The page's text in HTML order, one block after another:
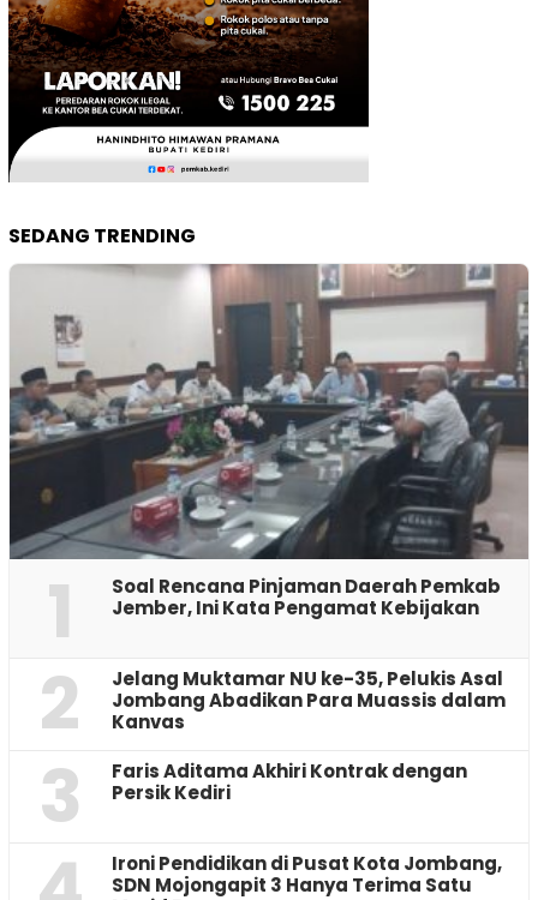
SEDANG TRENDING
1
‎Soal Rencana Pinjaman Daerah Pemkab
Jember, Ini Kata Pengamat Kebijakan ‎
2
Jelang Muktamar NU ke-35, Pelukis Asal
Jombang Abadikan Para Muassis dalam
Kanvas
3
Faris Aditama Akhiri Kontrak dengan
Persik Kediri
Ironi Pendidikan di Pusat Kota Jombang,
SDN Mojongapit 3 Hanya Terima Satu